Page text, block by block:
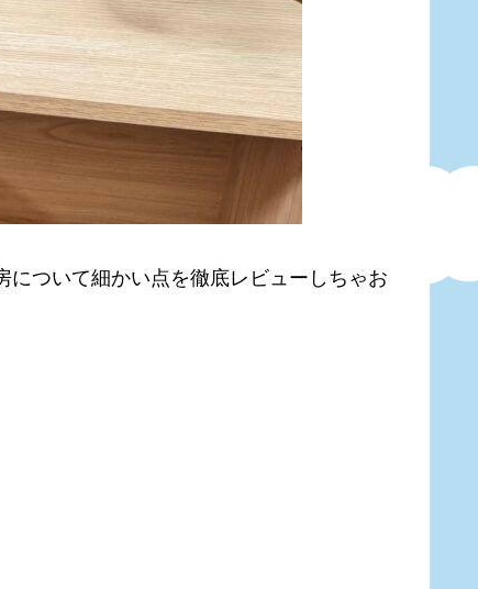
ついて細かい点を徹底レビューしちゃお